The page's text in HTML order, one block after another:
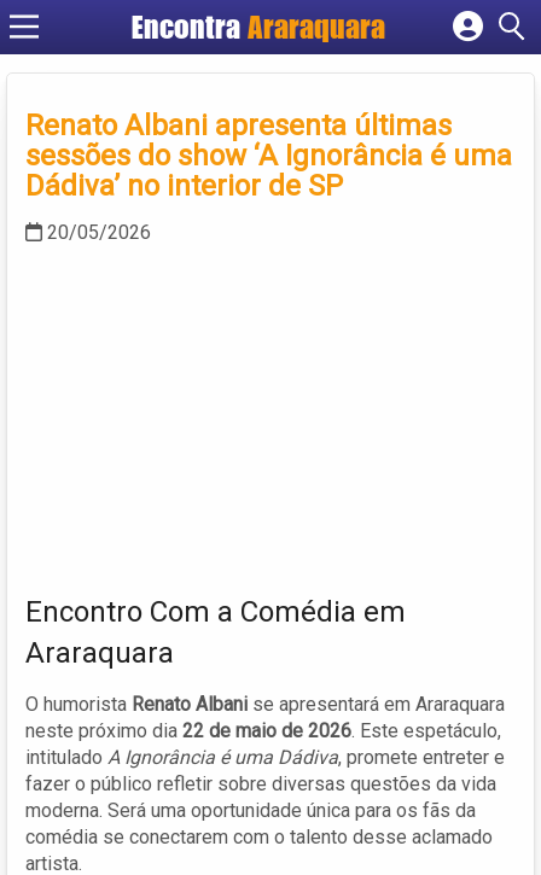
EncontraAraraquara
Cadastrar empresa
Criar conta
Renato Albani apresenta últimas
sessões do show ‘A Ignorância é uma
Dádiva’ no interior de SP
20/05/2026
Encontro Com a Comédia em
Araraquara
O humorista Renato Albani se apresentará em Araraquara
neste próximo dia 22 de maio de 2026. Este espetáculo,
intitulado A Ignorância é uma Dádiva, promete entreter e
fazer o público refletir sobre diversas questões da vida
moderna. Será uma oportunidade única para os fãs da
comédia se conectarem com o talento desse aclamado
artista.